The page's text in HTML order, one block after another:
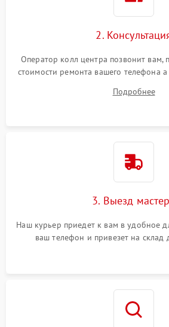
2.
Оператор колл центра позвонит вам,
стоимости ремонта вашего телефона а
Подробнее
3. Выезд
Наш курьер приедет к вам в удобное
ваш телефон и привезет на склад